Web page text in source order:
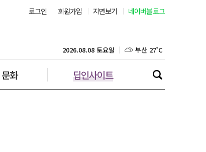
로그인 회원가입 지면보기 네이버블로그
문화 딥인사이트
2026.08.08 토요일 부산 27˚C
대구 26˚C